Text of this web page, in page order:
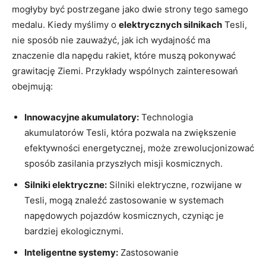
mogłyby być postrzegane jako dwie strony tego samego
medalu. Kiedy myślimy o elektrycznych silnikach Tesli,
nie sposób nie zauważyć, jak ich wydajność ma
znaczenie dla napędu rakiet, które muszą pokonywać
grawitację Ziemi. Przykłady wspólnych zainteresowań
obejmują:
Innowacyjne akumulatory: Technologia
akumulatorów Tesli, która pozwala na zwiększenie
efektywności energetycznej, może zrewolucjonizować
sposób zasilania przyszłych misji kosmicznych.
Silniki elektryczne: Silniki elektryczne, rozwijane w
Tesli, mogą znaleźć zastosowanie w systemach
napędowych pojazdów kosmicznych, czyniąc je
bardziej ekologicznymi.
Inteligentne systemy: Zastosowanie